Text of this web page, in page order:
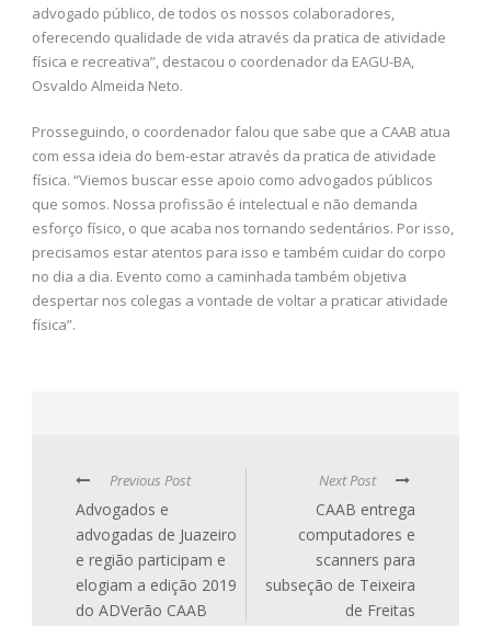
advogado público, de todos os nossos colaboradores,
oferecendo qualidade de vida através da pratica de atividade
física e recreativa”, destacou o coordenador da EAGU-BA,
Osvaldo Almeida Neto.
Prosseguindo, o coordenador falou que sabe que a CAAB atua
com essa ideia do bem-estar através da pratica de atividade
física. “Viemos buscar esse apoio como advogados públicos
que somos. Nossa profissão é intelectual e não demanda
esforço físico, o que acaba nos tornando sedentários. Por isso,
precisamos estar atentos para isso e também cuidar do corpo
no dia a dia. Evento como a caminhada também objetiva
despertar nos colegas a vontade de voltar a praticar atividade
física”.
Previous Post
Advogados e
advogadas de Juazeiro
e região participam e
elogiam a edição 2019
do ADVerão CAAB
Next Post
CAAB entrega
computadores e
scanners para
subseção de Teixeira
de Freitas